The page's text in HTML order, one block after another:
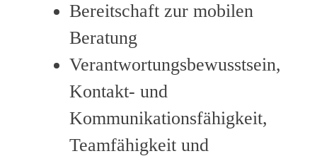
Bereitschaft zur mobilen
Beratung
Verantwortungsbewusstsein,
Kontakt- und
Kommunikationsfähigkeit,
Teamfähigkeit und